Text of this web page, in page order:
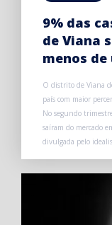
9% das
de Viana
menos de
O distrito de Viana
país com maior
No segundo
saíram do mercado
divulgada pelo